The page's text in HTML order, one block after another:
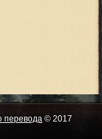
перевода © 2017